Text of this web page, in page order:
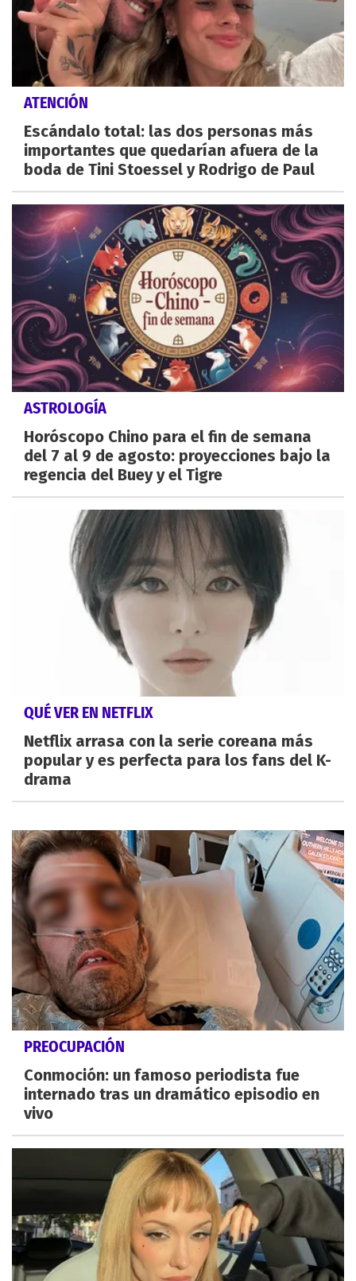
ATENCIÓN
Escándalo total: las dos personas más
importantes que quedarían afuera de la
boda de Tini Stoessel y Rodrigo de Paul
ASTROLOGÍA
Horóscopo Chino para el fin de semana
del 7 al 9 de agosto: proyecciones bajo la
regencia del Buey y el Tigre
QUÉ VER EN NETFLIX
Netflix arrasa con la serie coreana más
popular y es perfecta para los fans del K-
drama
PREOCUPACIÓN
Conmoción: un famoso periodista fue
internado tras un dramático episodio en
vivo